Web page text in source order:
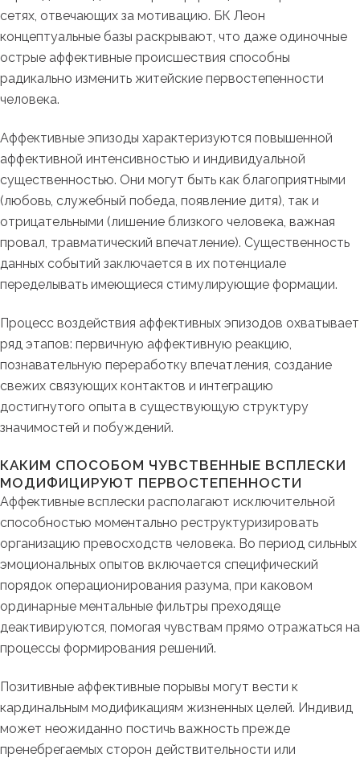
сетях, отвечающих за мотивацию. БК Леон
концептуальные базы раскрывают, что даже одиночные
острые аффективные происшествия способны
радикально изменить житейские первостепенности
человека.
Аффективные эпизоды характеризуются повышенной
аффективной интенсивностью и индивидуальной
существенностью. Они могут быть как благоприятными
(любовь, служебный победа, появление дитя), так и
отрицательными (лишение близкого человека, важная
провал, травматический впечатление). Существенность
данных событий заключается в их потенциале
переделывать имеющиеся стимулирующие формации.
Процесс воздействия аффективных эпизодов охватывает
ряд этапов: первичную аффективную реакцию,
познавательную переработку впечатления, создание
свежих связующих контактов и интеграцию
достигнутого опыта в существующую структуру
значимостей и побуждений.
КАКИМ СПОСОБОМ ЧУВСТВЕННЫЕ ВСПЛЕСКИ
МОДИФИЦИРУЮТ ПЕРВОСТЕПЕННОСТИ
Аффективные всплески располагают исключительной
способностью моментально реструктуризировать
организацию превосходств человека. Во период сильных
эмоциональных опытов включается специфический
порядок операционирования разума, при каковом
ординарные ментальные фильтры преходяще
деактивируются, помогая чувствам прямо отражаться на
процессы формирования решений.
Позитивные аффективные порывы могут вести к
кардинальным модификациям жизненных целей. Индивид
может неожиданно постичь важность прежде
пренебрегаемых сторон действительности или